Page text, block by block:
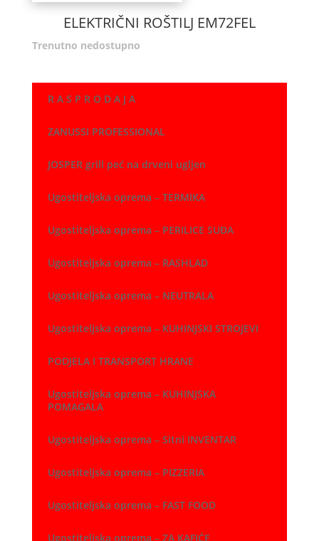
ELEKTRIČNI ROŠTILJ EM72FEL
Trenutno nedostupno
R A S P R O D A J A
ZANUSSI PROFESSIONAL
JOSPER grill peć na drveni ugljen
Ugostiteljska oprema – TERMIKA
Ugostiteljska oprema – PERILICE SUĐA
Ugostiteljska oprema – RASHLAD
Ugostiteljska oprema – NEUTRALA
Ugostiteljska oprema – KUHINJSKI STROJEVI
PODJELA I TRANSPORT HRANE
Ugostiteljska oprema – KUHINJSKA
POMAGALA
Ugostiteljska oprema – Sitni INVENTAR
Ugostiteljska oprema – PIZZERIA
Ugostiteljska oprema – FAST FOOD
Ugostiteljska oprema – ZA KAFIĆE